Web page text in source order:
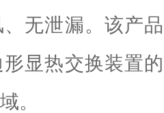
无泄漏。该产
显热交换装置
。